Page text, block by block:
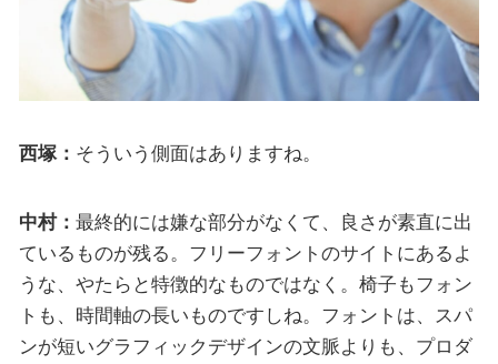
西塚： そういう側面はありますね。
中村： 最終的には嫌な部分がなくて、良さが素直に出
ているものが残る。フリーフォントのサイトにあるよ
うな、やたらと特徴的なものではなく。椅子もフォン
トも、時間軸の長いものですしね。フォントは、スパ
ンが短いグラフィックデザインの文脈よりも、プロダ